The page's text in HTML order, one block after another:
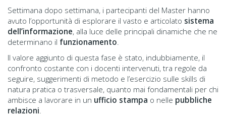
Settimana dopo settimana, i partecipanti del Master hanno
avuto l’opportunità di esplorare il vasto e articolato sistema
dell’informazione, alla luce delle principali dinamiche che ne
determinano il funzionamento
Il valore aggiunto di questa fase è stato, indubbiamente, il
confronto costante con i docenti intervenuti, tra regole da
seguire, suggerimenti di metodo e l’esercizio sulle skills di
natura pratica o trasversale, quanto mai fondamentali per chi
ambisce a lavorare in un ufficio stampa o nelle pubbliche
relazioni